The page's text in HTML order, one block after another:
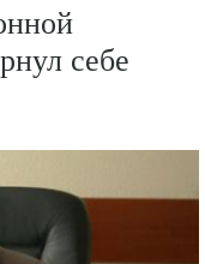
себе